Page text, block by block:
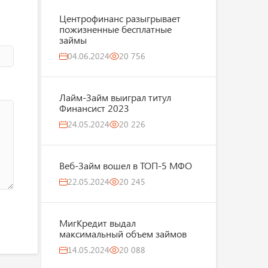
Центрофинанс разыгрывает
пожизненные бесплатные
займы
04.06.2024 20 756
Лайм-Займ выиграл титул
Финансист 2023
24.05.2024 20 226
Веб-Займ вошел в ТОП-5 МФО
22.05.2024 20 245
МигКредит выдал
максимальный объем займов
14.05.2024 20 088